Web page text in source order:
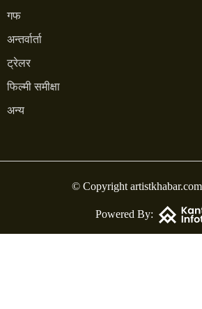
गफ
अन्तर्वार्ता
ट्रेलर
फिल्मी समीक्षा
अन्य
© Copyright
Powered By: